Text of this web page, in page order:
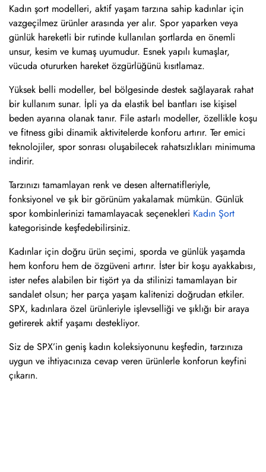
Kadın şort modelleri, aktif yaşam tarzına sahip kadınlar için
vazgeçilmez ürünler arasında yer alır. Spor yaparken veya
günlük hareketli bir rutinde kullanılan şortlarda en önemli
unsur, kesim ve kumaş uyumudur. Esnek yapılı kumaşlar,
vücuda otururken hareket özgürlüğünü kısıtlamaz.
Yüksek belli modeller, bel bölgesinde destek sağlayarak rahat
bir kullanım sunar. İpli ya da elastik bel bantları ise kişisel
beden ayarına olanak tanır. File astarlı modeller, özellikle koşu
ve fitness gibi dinamik aktivitelerde konforu artırır. Ter emici
teknolojiler, spor sonrası oluşabilecek rahatsızlıkları minimuma
indirir.
Tarzınızı tamamlayan renk ve desen alternatifleriyle,
fonksiyonel ve şık bir görünüm yakalamak mümkün. Günlük
spor kombinlerinizi tamamlayacak seçenekleri Kadın Şort
kategorisinde keşfedebilirsiniz.
Kadınlar için doğru ürün seçimi, sporda ve günlük yaşamda
hem konforu hem de özgüveni artırır. İster bir koşu ayakkabısı,
ister nefes alabilen bir tişört ya da stilinizi tamamlayan bir
sandalet olsun; her parça yaşam kalitenizi doğrudan etkiler.
SPX, kadınlara özel ürünleriyle işlevselliği ve şıklığı bir araya
getirerek aktif yaşamı destekliyor.
Siz de SPX’in geniş kadın koleksiyonunu keşfedin, tarzınıza
uygun ve ihtiyacınıza cevap veren ürünlerle konforun keyfini
çıkarın.